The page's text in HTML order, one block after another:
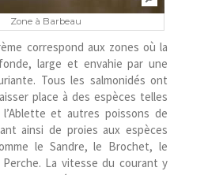
Zone à Barbeau
correspond aux zones où la
large et envahie par une
Tous les salmonidés ont
place à des espèces telles
et autres poissons de
ainsi de proies aux espèces
le Sandre, le Brochet, le
La vitesse du courant y